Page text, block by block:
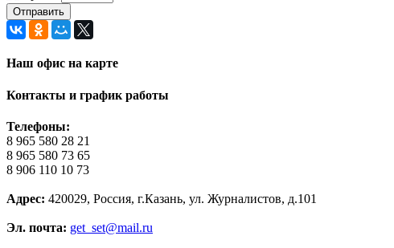
Наш офис на карте
Контакты и график работы
Телефоны:
8 965 580 28 21
8 965 580 73 65
8 906 110 10 73
Адрес: 420029, Россия, г.Казань, ул. Журналистов, д.101
Эл. почта: get_set@mail.ru